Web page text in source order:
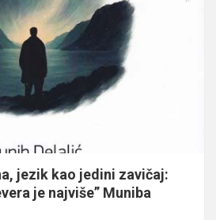
jezik kao jedini zavičaj:
je najviše” Muniba